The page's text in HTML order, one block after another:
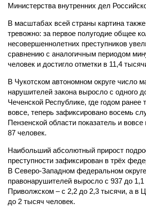
Министерства внутренних дел
В масштабах всей страны картина
тревожно: за первое полугодие общее
несовершеннолетних преступников
сравнению с аналогичным периодом
человек и достигло отметки в 11,4
В Чукотском автономном округе число
нарушителей закона выросло с одного
Чеченской Республике, где годом
вовсе, теперь зафиксировано восемь
Пензенской области показатель и
87 человек.
Наибольший абсолютный прирост
преступности зафиксирован в трёх
В Северо-Западном федеральном
правонарушителей выросло с 937 до
Приволжском – с 2,2 до 2,3 тысячи, а в
до 2 тысяч человек.